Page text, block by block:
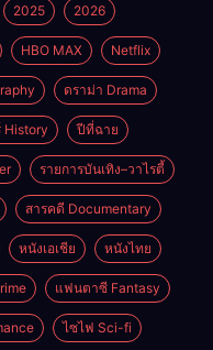
2025 2026
HBO MAX Netflix
ดราม่า Drama
History ปีที่ฉาย
รายการบันเทิง–วาไรตี้
สารคดี Documentary
หนังเอเชีย หนังไทย
แฟนตาซี Fantasy
ไซไฟ Sci-fi